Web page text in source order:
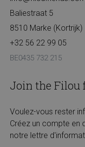
Baliestraat 5
8510 Marke (Kortrijk)
+32 56 22 99 05
BE0435 732 215
Join the Filou
Voulez-vous rester
Créez un compte en
notre lettre